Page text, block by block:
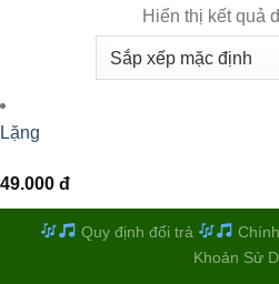
Hiển thị kết quả
Lặng
49.000 đ
Quy định đổi trả
Khoản Sử